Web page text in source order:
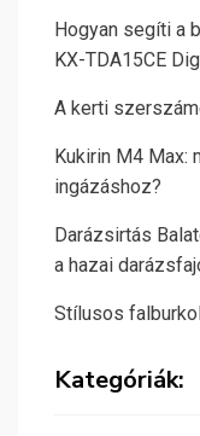
Hogyan segíti a
KX-TDA15CE
A kerti
Kukirin M4 Max:
ingázáshoz?
Darázsirtás
a hazai
Stílusos
Kategóriák: